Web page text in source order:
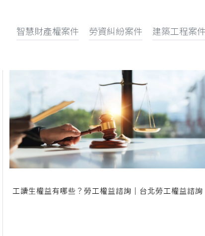
智慧財產權案件 勞資糾紛案件 建築工程案件
工讀生權益有哪些？勞工權益諮詢｜台北勞工權益諮詢